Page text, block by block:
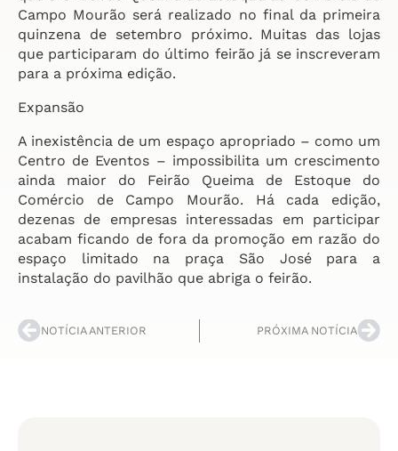
Campo Mourão será realizado no final da primeira
quinzena de setembro próximo. Muitas das lojas
que participaram do último feirão já se inscreveram
para a próxima edição.
Expansão
A inexistência de um espaço apropriado – como um
Centro de Eventos – impossibilita um crescimento
ainda maior do Feirão Queima de Estoque do
Comércio de Campo Mourão. Há cada edição,
dezenas de empresas interessadas em participar
acabam ficando de fora da promoção em razão do
espaço limitado na praça São José para a
instalação do pavilhão que abriga o feirão.
NOTÍCIA ANTERIOR PRÓXIMA NOTÍCIA